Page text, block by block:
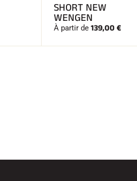
SHORT NEW
WENGEN
À partir de 139,00 €